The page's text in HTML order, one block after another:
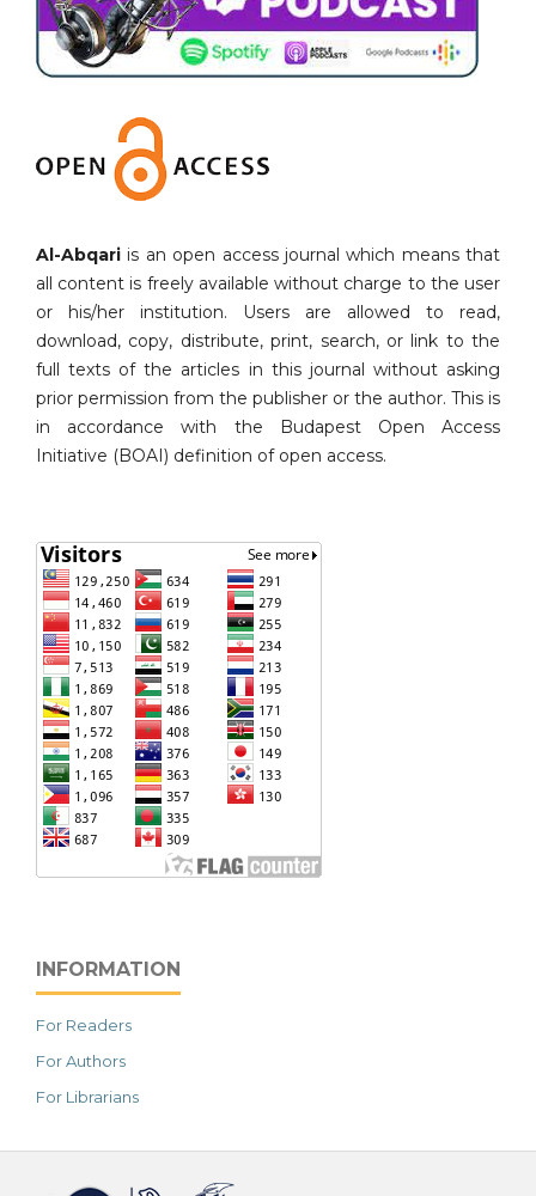
Al-Abqari is an open access journal which means that
all content is freely available without charge to the user
or his/her institution. Users are allowed to read,
download, copy, distribute, print, search, or link to the
full texts of the articles in this journal without asking
prior permission from the publisher or the author. This is
in accordance with the Budapest Open Access
Initiative (BOAI) definition of open access.
INFORMATION
For Readers
For Authors
For Librarians